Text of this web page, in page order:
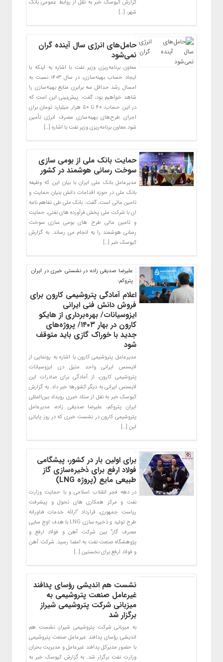
گزارش کیوسک خبر به نقل از روابط عمومی بانک
شهر، […]
حامل‌های انرژی سال آینده گران
نمی‌شود
معاون برنامه‌ریزی وزیر نفت با اشاره به اینکه با
ایجاد حساب بهینه‌سازی، در سال ۱۴۰۳ نسبت به
امسال رشد حداقل سه برابری منابع بهینه‌سازی را
شاهد خواهیم بود، گفت: پیش‌بینی این است که
در این حساب، ۴۰ تا ۵۰ هزار میلیارد تومان برای
اجرای طرح‌های بهینه‌سازی مصرف انرژی تأمین
شود.معاون برنامه‌ریزی وزیر نفت با اشاره […]
حمایت بانک ملی از بومی سازی
سوخت رسانی هوشمند در کشور
مدیرعامل بانک ملی ایران با بیان این که وظیفه
بانک ملی در حوزه اقدامات دانش بنیان حمایت و
تامین مالی است، گفت: بانک ملی طی تفاهم نامه
ای با شرکت ملی پخش فرآورده های نفتی، حمایت
و تامین مالی طرح های بومی سازی سوخت
رسانی هوشمند را به انجام می رساند. به گزارش
کیوسک خبر […]
علیرضا صدیقی زاده در نشستی خبری در ایران
پتروکم:
اعلام آمادگی پتروشیمی کارون برای
فروش دانش فنی ایرانی
ایزوسیانات/ بهره‌برداری از هایکو
کارون در بهار ۱۴۰۳/ پروژه‌های
جدید با خوراک گازی باید متوقف
شود
مدیرعامل پتروشیمی کارون با اشاره به رونمایی از
لایسنس ایرانی واحد متیل دی ایزوسیانات
پتروشیمی کارون، از آمادگی برای صادرات این
لایسنس ایرانی به دیگر کشورها خبر داد. به گزارش
کیوسک خبر به نقل از ستاد خبری رویداد بین‌المللی
ایران پتروکم، علیرضا صدیقی زاده، مدیرعامل
پتروشیمی کارون در نشست خبری که در روز پایانی
این […]
برای اولین بار در کشور، پیشگامی
فولاد ارفع برای ذخیره‌سازی گاز
طبیعی مایع (پروژه LNG)
در دهه فجر انقلاب اسلامی و با حمایت وزارت
نفت و مرکز همکاری های تحول و پیشرفت
ریاست جمهوری، قرارداد “ارائه خدمات فناورانه
طرح تولید و ذخیره سازی LNG با هدف اوج سایی
مصرف گاز” بین شرکت آهن و فولاد ارفع و
پژوهشگاه صنعت نفت به امضا رسید. شرکت آهن
و فولاد ارفع برای نخستین […]
نشست هم اندیشی رؤسای پدافند
غیرعامل صنعت پتروشیمی به
میزبانی شرکت پتروشیمی شیراز
برگزار شد
به میزبانی شرکت پتروشیمی شیراز، نشست هم
اندیشی رؤسای پدافند غیرعامل صنعت پتروشیمی
با حضور مدیرکل پدافند غیرعامل و مدیریت بحران
وزارت نفت برگزار شد. به گزارش کیوسک خبر به